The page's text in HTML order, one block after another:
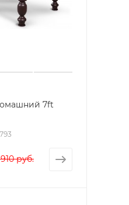
7ft
руб.